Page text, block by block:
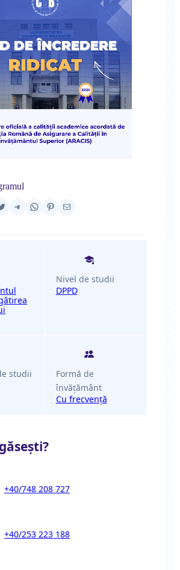
Nivel de studii
DPPD
studii
Formă de
învățământ
Cu frecvență
+40/748 208 727
+40/253 223 188